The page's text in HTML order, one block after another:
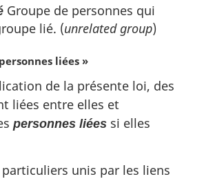
Groupe de personnes qui
lié. (unrelated group)
liées »
de la présente loi, des
liées entre elles et
personnes liées si elles
unis par les liens